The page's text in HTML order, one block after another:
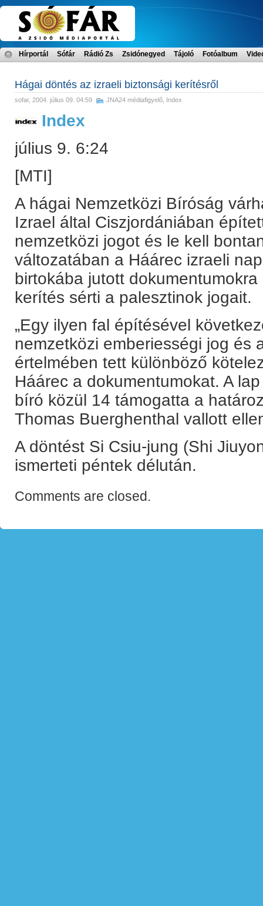
Hírportál Sófár Rádió Zs Zsidónegyed Tájoló Fotóalbum
Hágai döntés az izraeli biztonsági kerítésről
sofar, 2004. július 09. 04:59 JNA24 médiafigyelő Index
Index
július 9. 6:24
[MTI]
A hágai Nemzetközi Bíróság
Izrael által Ciszjordániában
nemzetközi jogot és le kell
változatában a Háárec izraeli
birtokába jutott
kerítés sérti a palesztinok jogait.
„Egy ilyen fal építésével
nemzetközi emberiességi jog és
értelmében tett különböző
Háárec a dokumentumokat. A
bíró közül 14 támogatta a
Thomas Buerghenthal vallott
A döntést Si Csiu-jung (Shi
ismerteti péntek délután.
Comments are closed.